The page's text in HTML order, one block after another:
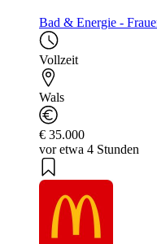
Bad & Energie -
Vollzeit
Wals
€ 35.000
vor etwa 4 Stunden